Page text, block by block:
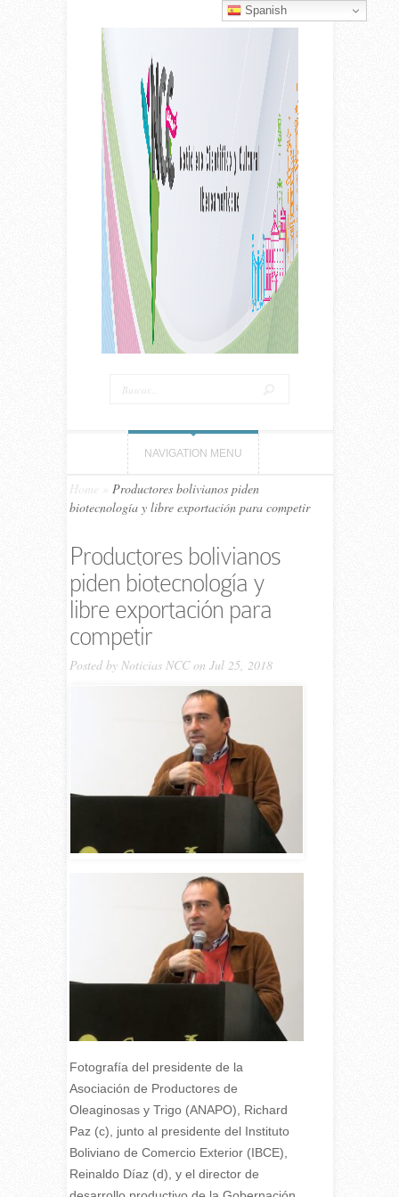
NAVIGATION MENU
Home
Productores bolivianos piden
biotecnología y libre exportación para competir
Productores bolivianos
piden biotecnología y
libre exportación para
competir
Posted by Noticias NCCon Jul 25, 2018
Fotografía del presidente de la
Asociación de Productores de
Oleaginosas y Trigo (ANAPO), Richard
Paz (c), junto al presidente del Instituto
Boliviano de Comercio Exterior (IBCE),
Reinaldo Díaz (d), y el director de
Spanish